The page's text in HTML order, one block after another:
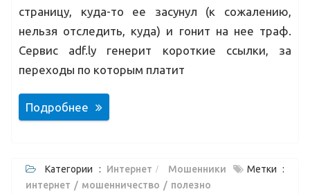
страницу, куда-то ее засунул (к сожалению,
нельзя отследить, куда) и гонит на нее траф.
Сервис adf.ly генерит короткие ссылки, за
переходы по которым платит
Подробнее
Категории : Интернет Мошенники
Метки :
интернет
мошенничество полезно